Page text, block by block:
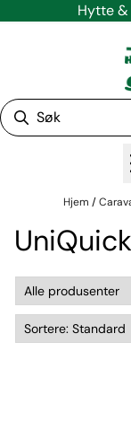
Hopp til innholdHytte &
Hjem /
UniQuick